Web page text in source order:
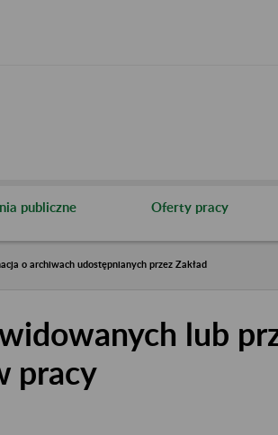
publiczne Oferty pracy
o archiwach udostępnianych przez Zakład
lub
pracy